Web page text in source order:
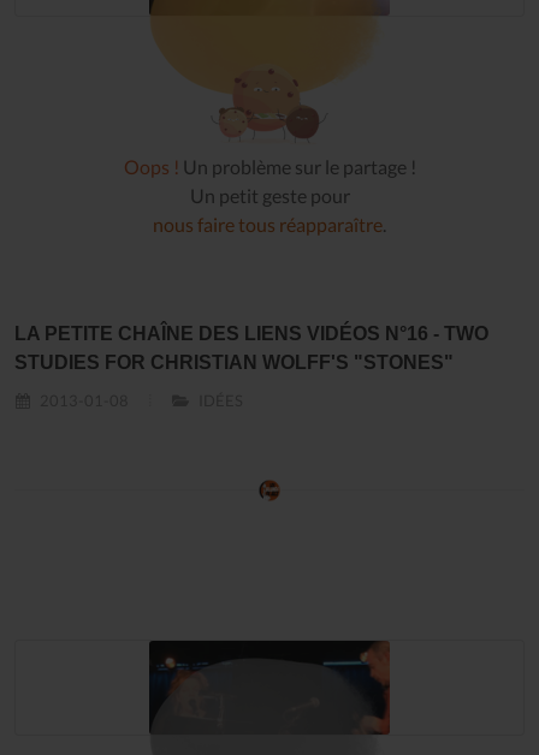
Oops ! Un problème sur le partage !
Un petit geste pour
nous faire tous réapparaître
LA PETITE CHAÎNE DES LIENS VIDÉOS N°16 - TWO
STUDIES FOR CHRISTIAN WOLFF'S "STONES"